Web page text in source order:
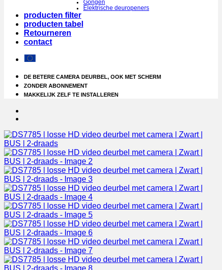
Gongen
Elektrische deuropeners
producten filter
producten tabel
Retourneren
contact
DE BETERE CAMERA DEURBEL, OOK MET SCHERM
ZONDER ABONNEMENT
MAKKELIJK ZELF TE INSTALLEREN